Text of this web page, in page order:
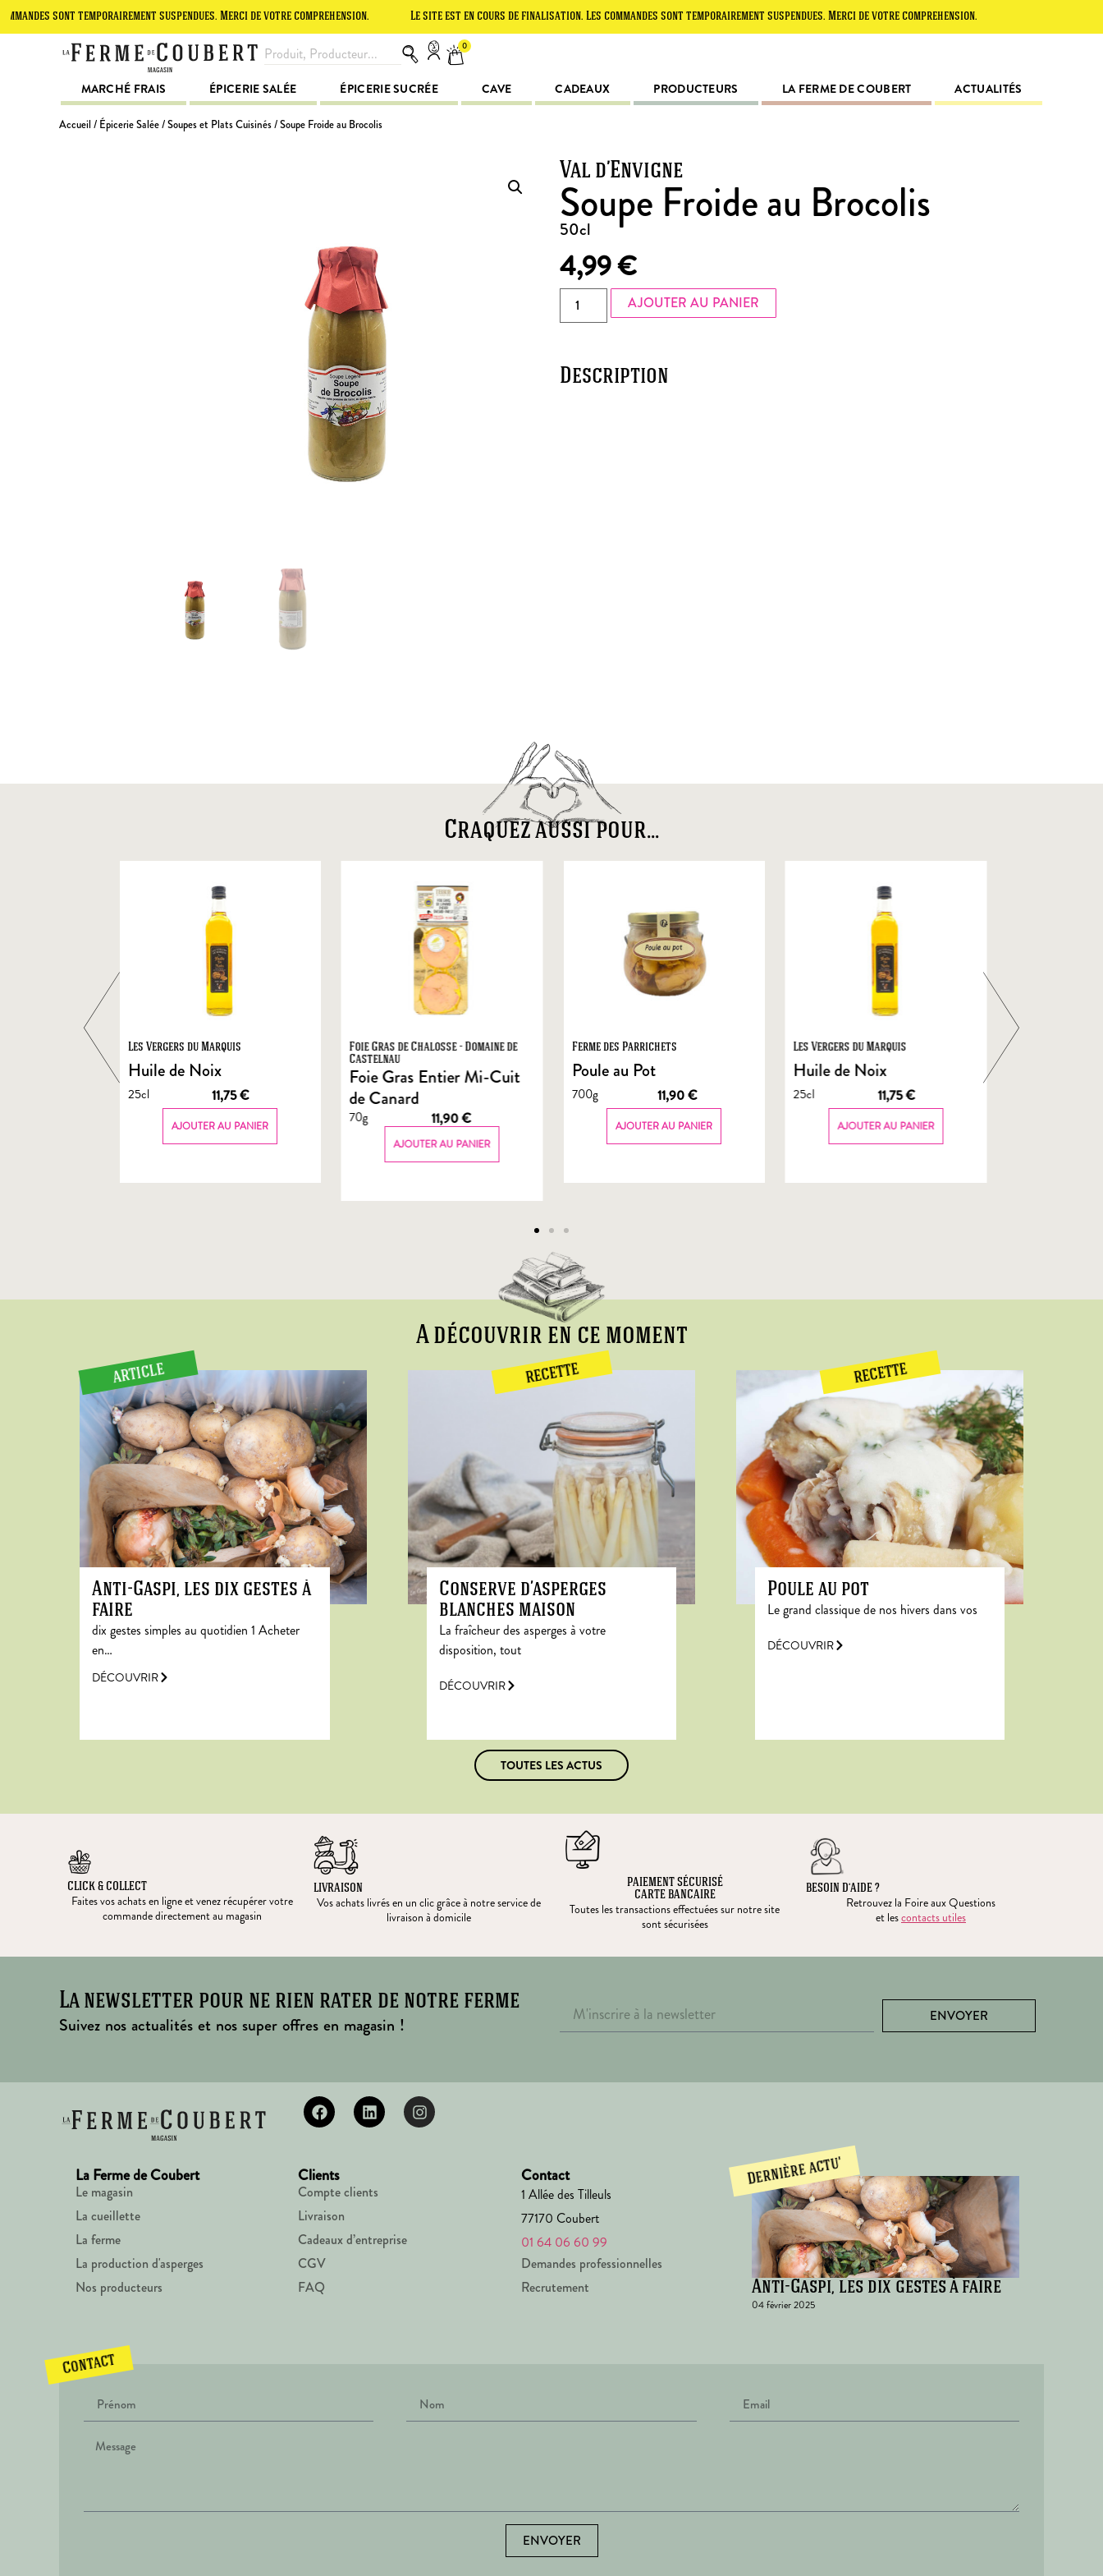
temporairement suspendues. Merci de votre compréhension. Le site est en cours de finalisation. Les commandes sont temporairement suspendues. Merci de votre compréhension.
0
MARCHÉ FRAIS ÉPICERIE SALÉE ÉPICERIE SUCRÉE CAVE CADEAUX PRODUCTEURS LA FERME DE COUBERT ACTUALITÉS
Accueil / Épicerie Salée/Soupes et Plats Cuisinés/ Soupe Froide au Brocolis
Val d’Envigne
Soupe Froide au Brocolis
50cl
4,99€
AJOUTER AU PANIER
Description
Craquez aussi pour...
Les Vergers du Marquis
Huile de Noix
25cl 11,75€
AJOUTER AU PANIER
Foie Gras de Chalosse - Domaine de
Castelnau
Foie Gras Entier Mi-Cuit
de Canard
70g 11,90€
AJOUTER AU PANIER
Ferme des Parrichets
Poule au Pot
700g 11,90€
AJOUTER AU PANIER
Les Vergers du Marquis
Huile de Noix
25cl 11,75€
AJOUTER AU PANIER
A découvrir en ce moment
ARTICLE
Anti-Gaspi, les dix gestes à
faire
dix gestes simples au quotidien 1 Acheter
en…
DÉCOUVRIR
RECETTE
Conserve d’asperges
blanches maison
La fraîcheur des asperges à votre
disposition, tout
DÉCOUVRIR
RECETTE
Poule au pot
Le grand classique de nos hivers dans vos
DÉCOUVRIR
TOUTES LES ACTUS
CLICK & COLLECT
Faites vos achats en ligne et venez récupérer votre
commande directement au magasin
LIVRAISON
Vos achats livrés en un clic grâce à notre service de
livraison à domicile
PAIEMENT SÉCURISÉ
CARTE BANCAIRE
Toutes les transactions effectuées sur notre site
sont sécurisées
BESOIN D’AIDE ?
Retrouvez la Foire aux Questions
et lescontacts utiles
La newsletter pour ne rien rater de notre ferme
Suivez nos actualités et nos super offres en magasin !
ENVOYER
La Ferme de Coubert
Le magasin
La cueillette
La ferme
La production d'asperges
Nos producteurs
Clients
Compte clients
Livraison
Cadeaux d’entreprise
CGV
FAQ
Contact
1 Allée des Tilleuls
77170 Coubert
01 64 06 60 99
Demandes professionnelles
Recrutement
Anti-Gaspi, les dix gestes à faire
04 février 2025
Dernière actu'
Contact
ENVOYER